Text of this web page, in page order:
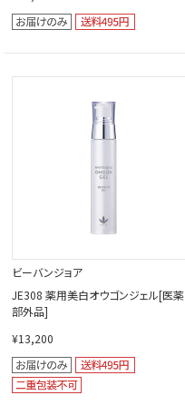
ビーバンジョア
JE308 薬用美白オウゴンジェル[医薬
部外品]
¥13,200